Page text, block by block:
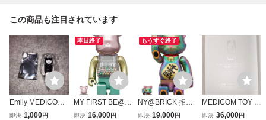
この商品も注目されています
Emily MEDICOM
TOY BE@RBRIC
即決 1,000円
本日終了
MY FIRST BE@R
BRICK B@BY 1st
即決 16,000円
もうすぐ終了
NY@BRICK 招き
猫 ニャーブリック
即決 19,000円
MEDICOM TOY E
XHIBITION '24 開
即決 36,000円